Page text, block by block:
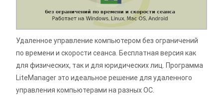
Удаленное управление компьютером без ограничений
по времени и скорости сеанса. Бесплатная версия как
для физических, так и для юридических лиц. Программа
LiteManager это идеальное решение для удаленного
управления компьютерами на разных ОС.